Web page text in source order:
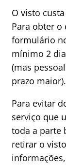
O visto
Para obter
formulário
mínimo 2
(mas
prazo maior).
Para evitar
serviço que
toda a parte
retirar o